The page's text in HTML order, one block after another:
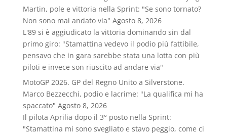
Martin, pole e vittoria nella Sprint: "Se sono tornato?
Non sono mai andato via" Agosto 8, 2026
L'89 si è aggiudicato la vittoria dominando sin dal
primo giro: "Stamattina vedevo il podio più fattibile,
pensavo che in gara sarebbe stata una lotta con più
piloti e invece son riuscito ad andare via"
MotoGP 2026. GP del Regno Unito a Silverstone.
Marco Bezzecchi, podio e lacrime: "La qualifica mi ha
spaccato" Agosto 8, 2026
Il pilota Aprilia dopo il 3° posto nella Sprint:
"Stamattina mi sono svegliato e stavo peggio, come ci